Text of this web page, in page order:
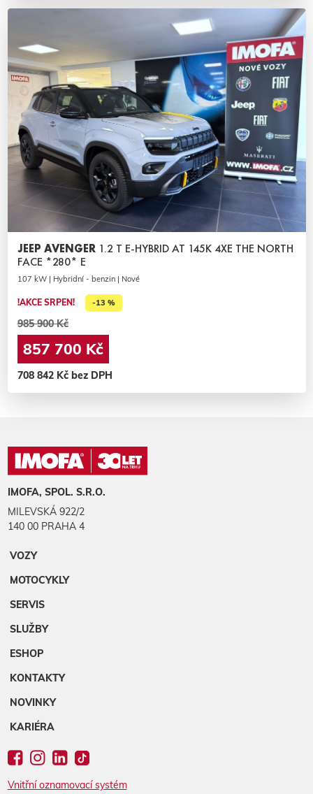
JEEP AVENGER 1.2 T E-HYBRID AT 145K 4XE THE NORTH
FACE *280* E
107 kW | Hybridní - benzin | Nové
!AKCE SRPEN! -13 %
985 900 Kč
857 700 Kč
708 842 Kč bez DPH
IMOFA, SPOL. S.R.O.
MILEVSKÁ 922/2
140 00 PRAHA 4
VOZY
MOTOCYKLY
SERVIS
SLUŽBY
ESHOP
KONTAKTY
NOVINKY
KARIÉRA
Vnitřní oznamovací systém